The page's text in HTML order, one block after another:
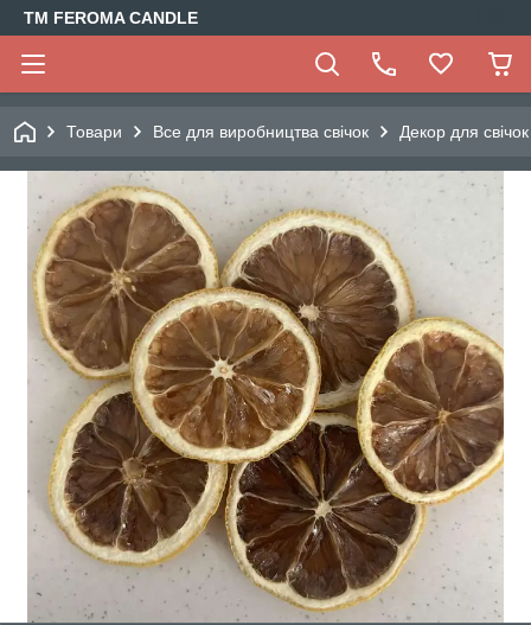
TM FEROMA CANDLE
Товари Все для виробництва свічок Декор для свічок